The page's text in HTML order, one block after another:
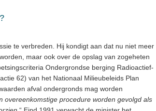
te verbreden. Hij kondigt aan dat nu niet meer
maar ook over de opslag van zogeheten
Ondergrondse berging Radioactief-
62) van het Nationaal Milieubeleids Plan
afval ondergronds mag worden
overeenkomstige procedure worden gevolgd als